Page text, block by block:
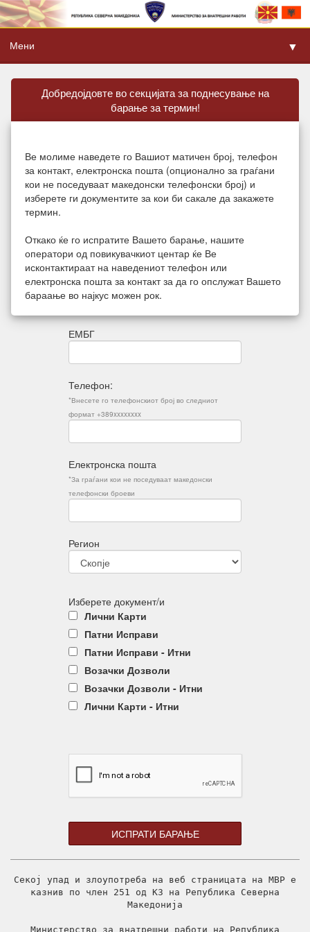
Мени ▼
Добредојдовте во секцијата за поднесување на
барање за термин!
Ве молиме наведете го Вашиот матичен број, телефон
за контакт, електронска пошта (опционално за граѓани
кои не поседуваат македонски телефонски број) и
изберете ги документите за кои би сакале да закажете
термин.
Откако ќе го испратите Вашето барање, нашите
оператори од повикувачкиот центар ќе Ве
исконтактираат на наведениот телефон или
електронска пошта за контакт за да го опслужат Вашето
бараање во најкус можен рок.
ЕМБГ
Телефон:
*Внесете го телефонскиот број во следниот
формат +389xxxxxxxx
Електронска пошта
*За граѓани кои не поседуваат македонски
телефонски броеви
Регион
Изберете документ/и
Лични Карти
Патни Исправи
Патни Исправи - Итни
Возачки Дозволи
Возачки Дозволи - Итни
Лични Карти - Итни
Секој упад и злоупотреба на веб страницата на МВР е
казнив по член 251 од КЗ на Република Северна
Македонија
Министерство за внатрешни работи на Република